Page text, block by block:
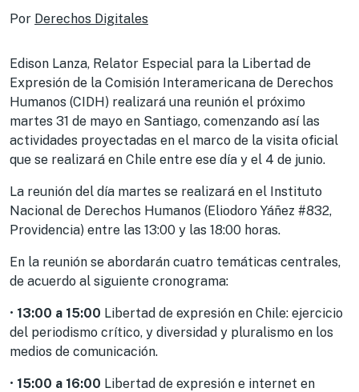
Por Derechos Digitales
Edison Lanza, Relator Especial para la Libertad de
Expresión de la Comisión Interamericana de Derechos
Humanos (CIDH) realizará una reunión el próximo
martes 31 de mayo en Santiago, comenzando así las
actividades proyectadas en el marco de la visita oficial
que se realizará en Chile entre ese día y el 4 de junio.
La reunión del día martes se realizará en el Instituto
Nacional de Derechos Humanos (Eliodoro Yáñez #832,
Providencia) entre las 13:00 y las 18:00 horas.
En la reunión se abordarán cuatro temáticas centrales,
de acuerdo al siguiente cronograma:
• 13:00 a 15:00 Libertad de expresión en Chile: ejercicio
del periodismo crítico, y diversidad y pluralismo en los
medios de comunicación.
• 15:00 a 16:00 Libertad de expresión e internet en